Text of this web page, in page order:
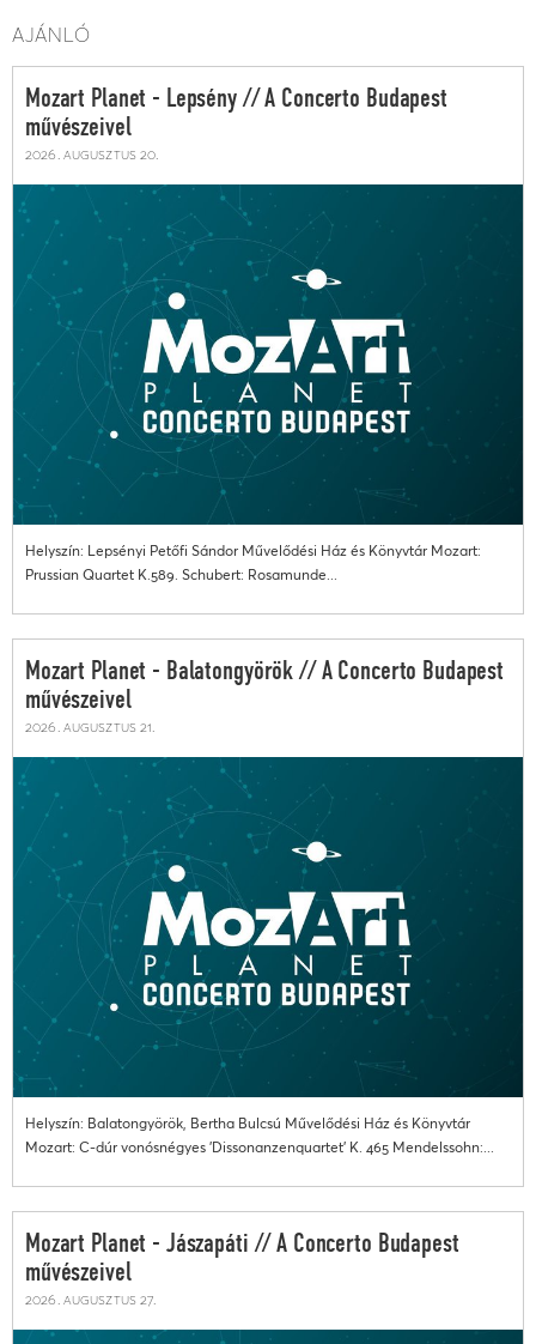
AJÁNLÓ
Mozart Planet - Lepsény // A Concerto Budapest
művészeivel
2026. augusztus 20.
Helyszín: Lepsényi Petőfi Sándor Művelődési Ház és Könyvtár Mozart:
Prussian Quartet K.589. Schubert: Rosamunde...
Mozart Planet - Balatongyörök // A Concerto Budapest
művészeivel
2026. augusztus 21.
Helyszín: Balatongyörök, Bertha Bulcsú Művelődési Ház és Könyvtár
Mozart: C-dúr vonósnégyes 'Dissonanzenquartet' K. 465 Mendelssohn:...
Mozart Planet - Jászapáti // A Concerto Budapest
művészeivel
2026. augusztus 27.